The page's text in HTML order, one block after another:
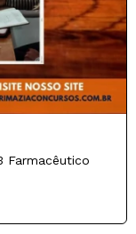
Farmacêutico